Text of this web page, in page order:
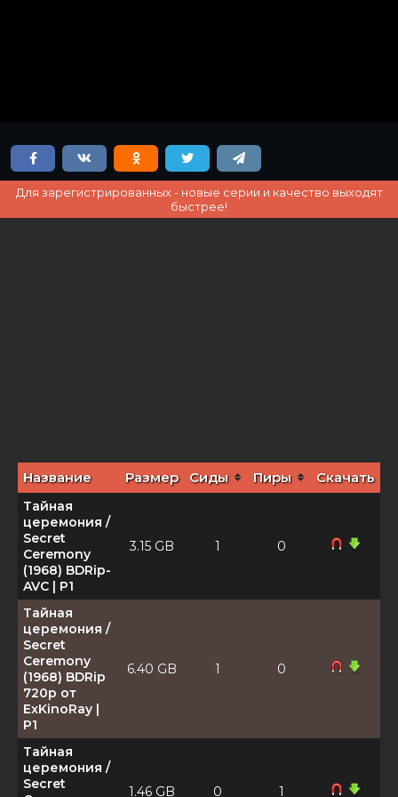
Для зарегистрированных - новые серии и качество выходят
быстрее!
Название Размер Сиды Пиры Скачать
Тайная
церемония /
Secret
Ceremony
(1968) BDRip-
AVC | P1
3.15 GB 1 0
Тайная
церемония /
Secret
Ceremony
(1968) BDRip
720p от
ExKinoRay |
P1
6.40 GB 1 0
Тайная
церемония /
Secret
1.46 GB 0 1